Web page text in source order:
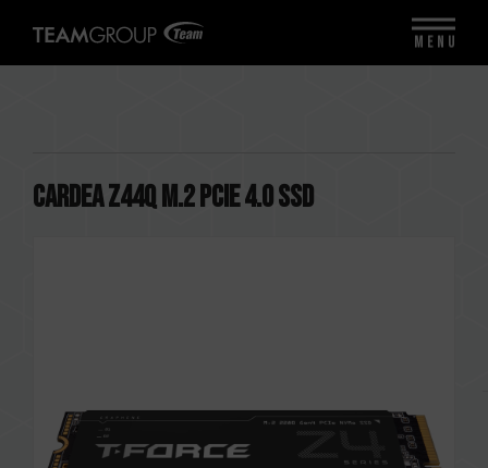
CARDEA Z44Q M.2 PCIe 4.0 SSD
MENU